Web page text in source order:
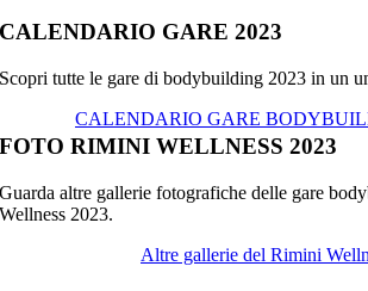
CALENDARIO GARE 2023
Scopri tutte le gare di bodybuilding 2023 in un
CALENDARIO GARE
FOTO RIMINI WELLNESS 2023
Guarda altre gallerie fotografiche delle gare
Wellness 2023.
Altre gallerie del Rimini